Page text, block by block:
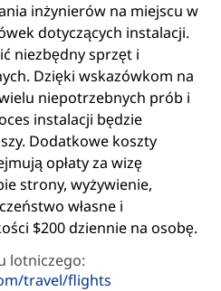
inżynierów na miejscu w
dotyczących instalacji.
niezbędny sprzęt i
Dzięki wskazówkom na
niepotrzebnych prób i
instalacji będzie
Dodatkowe koszty
opłaty za wizę
strony, wyżywienie,
własne i
$200 dziennie na osobę.
lotniczego:
travel/flights